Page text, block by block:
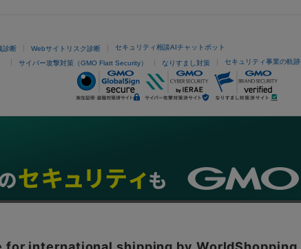
診断 Webサイトリスク診断 セキュリティ相談AIチャットボット
サイバー攻撃対策（GMO Flatt Security） なりすまし対策 セキュリティ事業の軌跡